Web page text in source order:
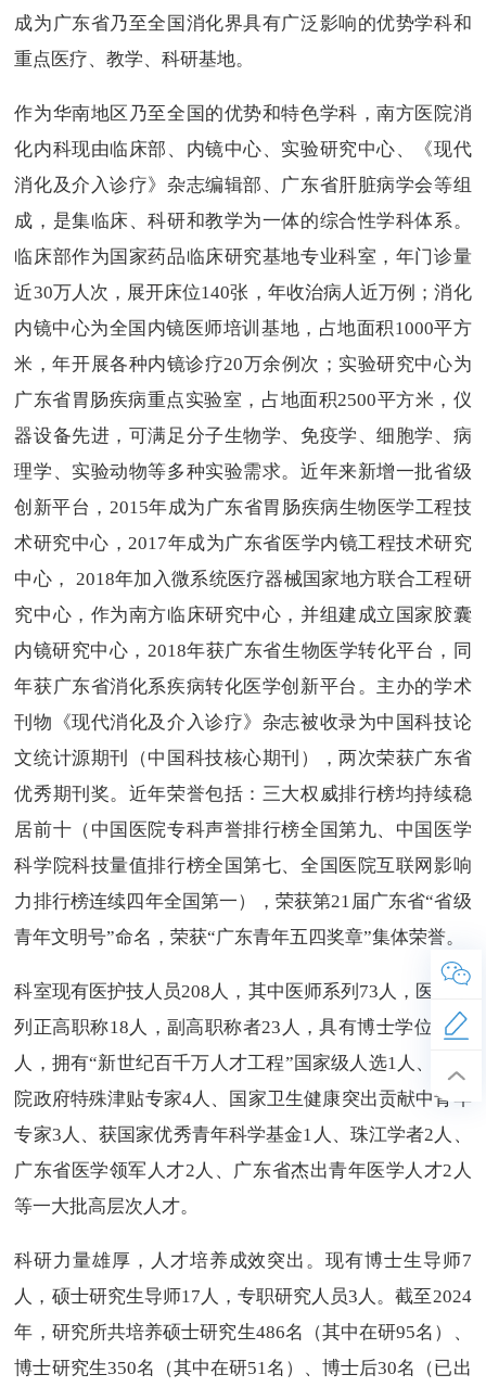
成为广东省乃至全国消化界具有广泛影响的优势学科和
重点医疗、教学、科研基地。
作为华南地区乃至全国的优势和特色学科，南方医院消
化内科现由临床部、内镜中心、实验研究中心、《现代
消化及介入诊疗》杂志编辑部、广东省肝脏病学会等组
成，是集临床、科研和教学为一体的综合性学科体系。
临床部作为国家药品临床研究基地专业科室，年门诊量
近30万人次，展开床位140张，年收治病人近万例；消化
内镜中心为全国内镜医师培训基地，占地面积1000平方
米，年开展各种内镜诊疗20万余例次；实验研究中心为
广东省胃肠疾病重点实验室，占地面积2500平方米，仪
器设备先进，可满足分子生物学、免疫学、细胞学、病
理学、实验动物等多种实验需求。近年来新增一批省级
创新平台，2015年成为广东省胃肠疾病生物医学工程技
术研究中心，2017年成为广东省医学内镜工程技术研究
中心， 2018年加入微系统医疗器械国家地方联合工程研
究中心，作为南方临床研究中心，并组建成立国家胶囊
内镜研究中心，2018年获广东省生物医学转化平台，同
年获广东省消化系疾病转化医学创新平台。主办的学术
刊物《现代消化及介入诊疗》杂志被收录为中国科技论
文统计源期刊（中国科技核心期刊），两次荣获广东省
优秀期刊奖。近年荣誉包括：三大权威排行榜均持续稳
居前十（中国医院专科声誉排行榜全国第九、中国医学
科学院科技量值排行榜全国第七、全国医院互联网影响
力排行榜连续四年全国第一），荣获第21届广东省“省级
青年文明号”命名，荣获“广东青年五四奖章”集体荣誉。
科室现有医护技人员208人，其中医师系列73人，医师系
列正高职称18人，副高职称者23人，具有博士学位者69
人，拥有“新世纪百千万人才工程”国家级人选1人、国务
院政府特殊津贴专家4人、国家卫生健康突出贡献中青年
专家3人、获国家优秀青年科学基金1人、珠江学者2人、
广东省医学领军人才2人、广东省杰出青年医学人才2人
等一大批高层次人才。
科研力量雄厚，人才培养成效突出。现有博士生导师7
人，硕士研究生导师17人，专职研究人员3人。截至2024
年，研究所共培养硕士研究生486名（其中在研95名）、
博士研究生350名（其中在研51名）、博士后30名（已出